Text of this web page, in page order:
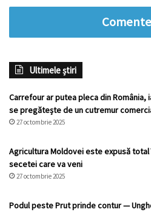
Ultimele știri
Carrefour ar putea pleca din România,
se pregătește de un cutremur
27 octombrie 2025
Agricultura Moldovei este expusă total
secetei care va veni
27 octombrie 2025
Podul peste Prut prinde contur —